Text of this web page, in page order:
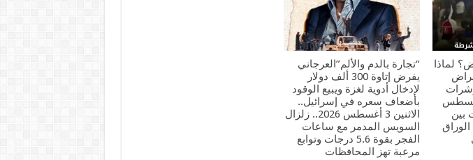
لماذا
الثلاثاء 4 أغسطس
بين
“تجارة بالدم والألم”العرجاني
يفرض إتاوة 300 ألف دولار
لإدخال أدوية لغزة ويبيع الوقود
بأضعاف سعره في إسرائيل..
الاثنين 3 أغسطس 2026.. زلزال
السويس المدمر مع ساعات
الفجر بقوة 5.6 درجات وتوابع
مرعبة تهز المحافظات